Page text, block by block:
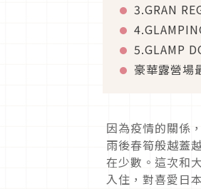
3.GRAN
5.GLAMP
豪華露營場
因為疫情的關係
雨後春筍般越蓋
在少數。這次和
入住，對喜愛日